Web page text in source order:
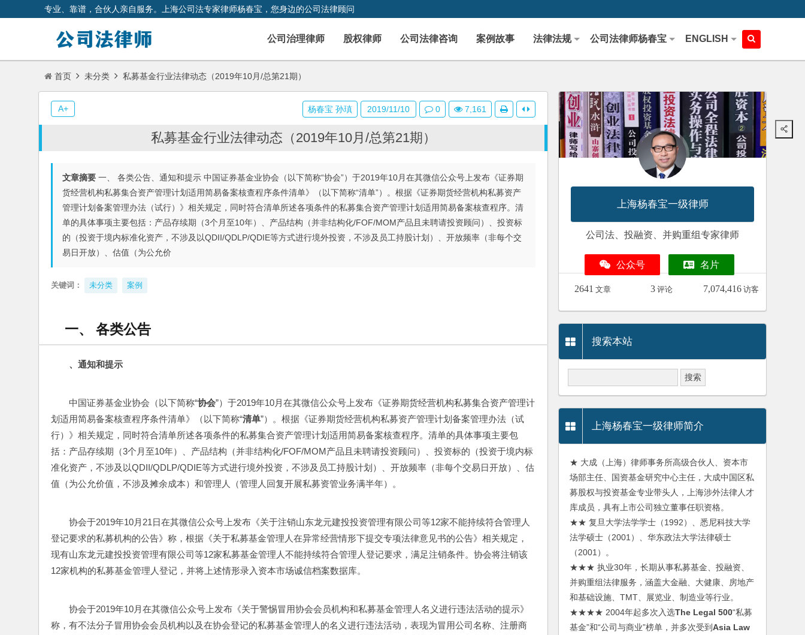
专业、靠谱，合伙人亲自服务。上海公司法专家律师杨春宝，您身边的公司法律顾问
公司治理律师 股权律师 公司法律咨询 案例故事 法律法规 公司法律师杨春宝 ENGLISH
首页 未分类 私募基金行业法律动态（2019年10月/总第21期）
私募基金行业法律动态（2019年10月/总第21期）
文章摘要 一、 各类公告、通知和提示 中国证券基金业协会（以下简称“协会”）于2019年10月在其微信公众号上发布《证券期
货经营机构私募集合资产管理计划适用简易备案核查程序条件清单》（以下简称“清单”）。根据《证券期货经营机构私募资产
管理计划备案管理办法（试行）》相关规定，同时符合清单所述各项条件的私募集合资产管理计划适用简易备案核查程序。清
单的具体事项主要包括：产品存续期（3个月至10年）、产品结构（并非结构化/FOF/MOM产品且未聘请投资顾问）、投资标
的（投资于境内标准化资产，不涉及以QDII/QDLP/QDIE等方式进行境外投资，不涉及员工持股计划）、开放频率（非每个交
易日开放）、估值（为公允价
关键词： 未分类 案例
一、 各类公告
、 通知和提示
中国证券基金业协会（以下简称“协会”）于2019年10月在其微信公众号上发布《证券期货经营机构私募集合资产管理计
划适用简易备案核查程序条件清单》（以下简称“清单”）。根据《证券期货经营机构私募资产管理计划备案管理办法（试
行）》相关规定，同时符合清单所述各项条件的私募集合资产管理计划适用简易备案核查程序。清单的具体事项主要包
括：产品存续期（3个月至10年）、产品结构（并非结构化/FOF/MOM产品且未聘请投资顾问）、投资标的（投资于境内标
准化资产，不涉及以QDII/QDLP/QDIE等方式进行境外投资，不涉及员工持股计划）、开放频率（非每个交易日开放）、估
值（为公允价值，不涉及摊余成本）和管理人（管理人回复开展私募资管业务满半年）。
协会于2019年10月21日在其微信公众号上发布《关于注销山东龙元建投投资管理有限公司等12家不能持续符合管理人
登记要求的私募机构的公告》称，根据《关于私募基金管理人在异常经营情形下提交专项法律意见书的公告》相关规定，
现有山东龙元建投投资管理有限公司等12家私募基金管理人不能持续符合管理人登记要求，满足注销条件。协会将注销该
12家机构的私募基金管理人登记，并将上述情形录入资本市场诚信档案数据库。
协会于2019年10月在其微信公众号上发布《关于警惕冒用协会会员机构和私募基金管理人名义进行违法活动的提示》
称，有不法分子冒用协会会员机构以及在协会登记的私募基金管理人的名义进行违法活动，表现为冒用公司名称、注册商
杨春宝 孙瑱 2019/11/10 0 7,161
A+
上海杨春宝一级律师
公司法、投融资、并购重组专家律师
公众号 名片
2641 文章 3 评论 7,074,416 访客
搜索本站
上海杨春宝一级律师简介
★ 大成（上海）律师事务所高级合伙人、资本市
场部主任、国资基金研究中心主任，大成中国区私
募股权与投资基金专业带头人，上海涉外法律人才
库成员，具有上市公司独立董事任职资格。
★★ 复旦大学法学学士（1992）、悉尼科技大学
法学硕士（2001）、华东政法大学法律硕士
（2001）。
★★★ 执业30年，长期从事私募基金、投融资、
并购重组法律服务，涵盖大金融、大健康、房地产
和基础设施、TMT、展览业、制造业等行业。
★★★★ 2004年起多次入选The Legal 500“私募
基金”和“公司与商业”榜单，并多次受到Asia Law